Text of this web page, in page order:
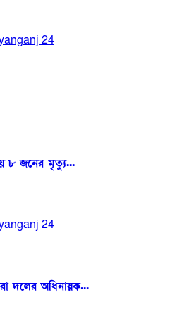
24
৮ জনের মৃত্যু...
24
দলের অধিনায়ক...